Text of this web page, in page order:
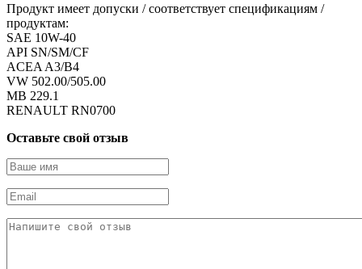
Продукт имеет допуски / соответствует спецификациям /
продуктам:
SAE 10W-40
API SN/SM/CF
ACEA A3/B4
VW 502.00/505.00
MB 229.1
RENAULT RN0700
Оставьте свой отзыв